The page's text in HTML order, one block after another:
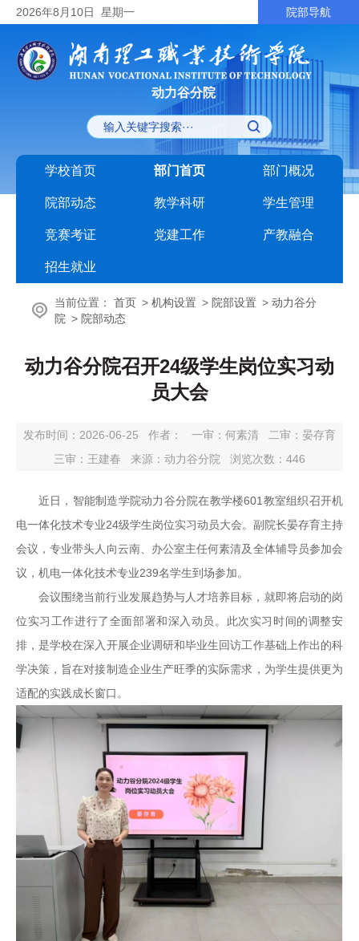
2026年8月10日 星期一 院部导航
动力谷分院
学校首页 部门首页 部门概况
院部动态 教学科研 学生管理
竞赛考证 党建工作 产教融合
招生就业
当前位置： 首页 > 机构设置 > 院部设置 > 动力谷分
院 > 院部动态
动力谷分院召开24级学生岗位实习动
员大会
发布时间：2026-06-25 作者： 一审： 何素清 二审： 晏存育
三审： 王建春 来源：动力谷分院 浏览次数： 446
近日，智能制造学院动力谷分院在教学楼601教室组织召开机
电一体化技术专业24级学生岗位实习动员大会。副院长晏存育主持
会议，专业带头人向云南、办公室主任何素清及全体辅导员参加会
议，机电一体化技术专业239名学生到场参加。
会议围绕当前行业发展趋势与人才培养目标，就即将启动的岗
位实习工作进行了全面部署和深入动员。此次实习时间的调整安
排，是学校在深入开展企业调研和毕业生回访工作基础上作出的科
学决策，旨在对接制造企业生产旺季的实际需求，为学生提供更为
适配的实践成长窗口。